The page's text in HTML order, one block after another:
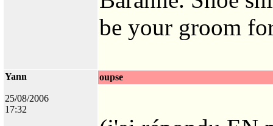
be your groom
Yann
25/08/2006
17:32
oupse